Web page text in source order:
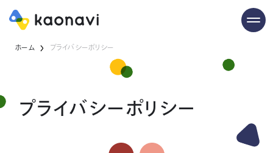
ホーム プライバシーポリシー
プライバシーポリシー